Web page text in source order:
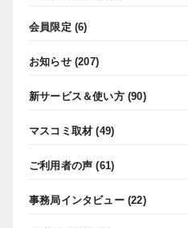
会員限定 (6)
お知らせ(207)
新サービス＆使い方(90)
マスコミ取材 (49)
ご利用者の声 (61)
事務局インタビュー(22)